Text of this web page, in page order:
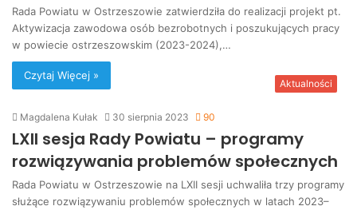
Rada Powiatu w Ostrzeszowie zatwierdziła do realizacji projekt pt.
Aktywizacja zawodowa osób bezrobotnych i poszukujących pracy
w powiecie ostrzeszowskim (2023-2024),…
Czytaj Więcej »
Aktualności
Magdalena Kułak 30 sierpnia 2023 90
LXII sesja Rady Powiatu – programy
rozwiązywania problemów społecznych
Rada Powiatu w Ostrzeszowie na LXII sesji uchwaliła trzy programy
służące rozwiązywaniu problemów społecznych w latach 2023–